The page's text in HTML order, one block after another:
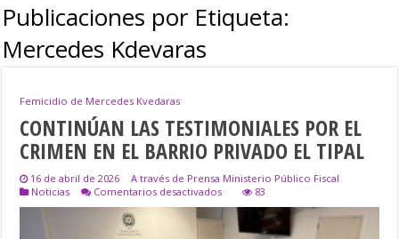
Publicaciones por Etiqueta:
Mercedes Kdevaras
Femicidio de Mercedes Kvedaras
CONTINÚAN LAS TESTIMONIALES POR EL
CRIMEN EN EL BARRIO PRIVADO EL TIPAL
16 de abril de 2026
A través de Prensa Ministerio Público Fiscal
Noticias
Comentarios desactivadosen
CONTINÚAN
LAS
TESTIMONIALES
83